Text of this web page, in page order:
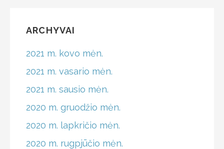
ARCHYVAI
2021 m. kovo mėn.
2021 m. vasario mėn.
2021 m. sausio mėn.
2020 m. gruodžio mėn.
2020 m. lapkričio mėn.
2020 m. rugpjūčio mėn.